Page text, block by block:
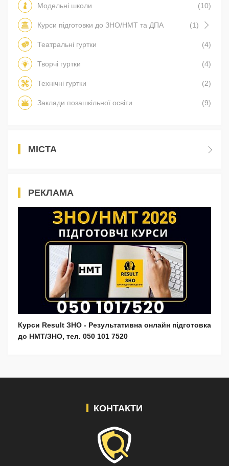
Модельні школи (10)
Курси підготовки до ЗНО/НМТ та ДПА (1)
Театральні гуртки (4)
Творчі гуртки (4)
Технічні гуртки (2)
Заклади позашкільної освіти (9)
МІСТА
РЕКЛАМА
Курси Result ЗНО - Результативна онлайн підготовка
до НМТ/ЗНО, тел. 050 101 7520
КОНТАКТИ